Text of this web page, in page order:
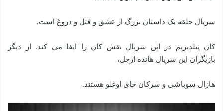
سریال حلقه یک داستان بزرگ از عشق و قتل و دروغ است.
کان ییلدیریم در این سریال نقش کان را ایفا می کند. از دیگر
بازیگران این سریال هانده ارچل،
هازال سوباشی و سرکان چای اوغلو هستند.